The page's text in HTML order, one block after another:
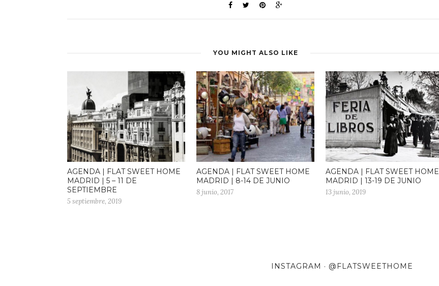
YOU MIGHT ALSO LIKE
AGENDA | FLAT SWEET HOME
MADRID | 5 – 11 DE
SEPTIEMBRE
5 septiembre, 2019
AGENDA | FLAT SWEET HOME
MADRID | 8-14 DE JUNIO
8 junio, 2017
AGENDA | FLAT SWEET HOME
MADRID | 13-19 DE JUNIO
13 junio, 2019
INSTAGRAM · @FLATSWEETHOME